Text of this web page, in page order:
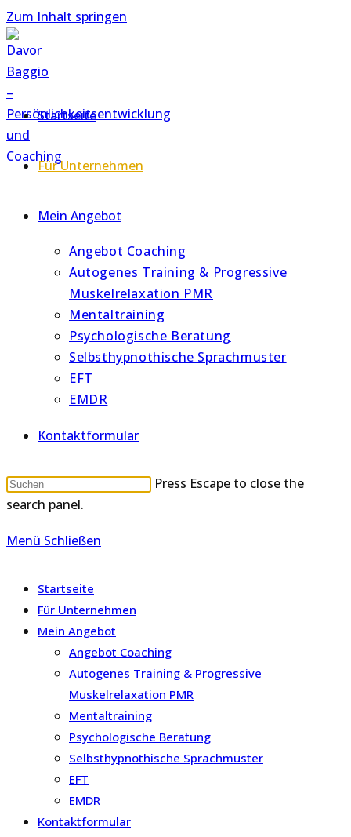
Zum Inhalt springen
Startseite
Für Unternehmen
Mein Angebot
Angebot Coaching
Autogenes Training & Progressive
Muskelrelaxation PMR
Mentaltraining
Psychologische Beratung
Selbsthypnothische Sprachmuster
EFT
EMDR
Kontaktformular
Press Escape to close the
search panel.
Menü Schließen
Startseite
Für Unternehmen
Mein Angebot
Angebot Coaching
Autogenes Training & Progressive
Muskelrelaxation PMR
Mentaltraining
Psychologische Beratung
Selbsthypnothische Sprachmuster
EFT
EMDR
Kontaktformular